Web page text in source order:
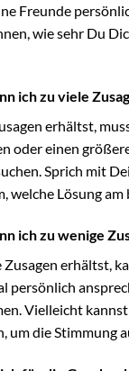
Freunde
wie sehr Du
ich zu viele
erhältst,
oder einen
Sprich mit
welche Lösung am
ich zu wenige
erhältst,
persönlich
Vielleicht
um die Stimmung